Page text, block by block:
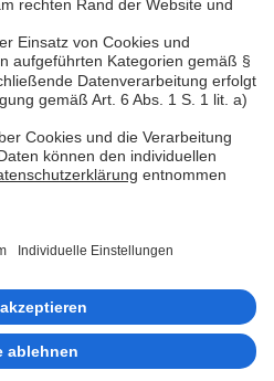
Beschwerde